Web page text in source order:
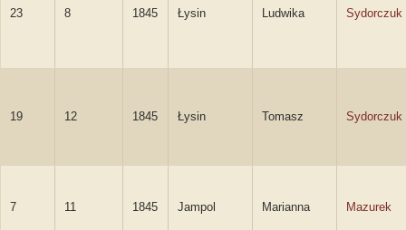
23 8 1845 Łysin Ludwika Sydorczuk
19 12 1845 Łysin Tomasz Sydorczuk
7 11 1845 Jampol Marianna Mazurek